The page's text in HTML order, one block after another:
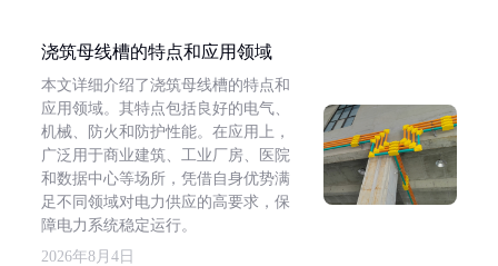
浇筑母线槽的特点和应用领域
本文详细介绍了浇筑母线槽的特点和
应用领域。其特点包括良好的电气、
机械、防火和防护性能。在应用上，
广泛用于商业建筑、工业厂房、医院
和数据中心等场所，凭借自身优势满
足不同领域对电力供应的高要求，保
障电力系统稳定运行。
2026年8月4日